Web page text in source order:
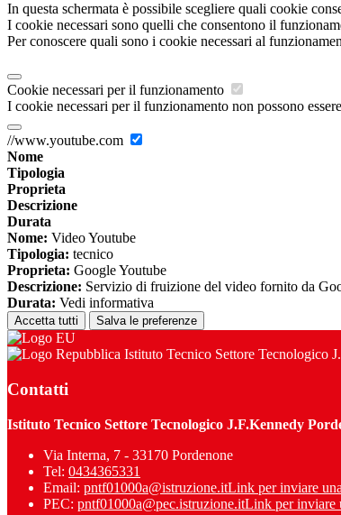
In questa schermata è possibile scegliere quali cookie
I cookie necessari sono quelli che consentono il
Per conoscere quali sono i cookie necessari al
Cookie necessari per il funzionamento
I cookie necessari per il funzionamento non possono
//www.youtube.com
Nome
Tipologia
Proprieta
Descrizione
Durata
Nome: Video Youtube
Tipologia: tecnico
Proprieta: Google Youtube
Descrizione: Servizio di fruizione del video fornito da
Durata: Vedi informativa
Accetta tutti Salva le preferenze
Istituto Tecnico Settore Tecnologico
Contatti
Istituto Tecnico Settore Tecnologico J.F.Kennedy
Via Interna, 7 - 33170 Pordenone
Tel: 0434365331
Email: pntf01000a@istruzione.itLink per inviare
PEC: pntf01000a@pec.istruzione.itLink per inviare